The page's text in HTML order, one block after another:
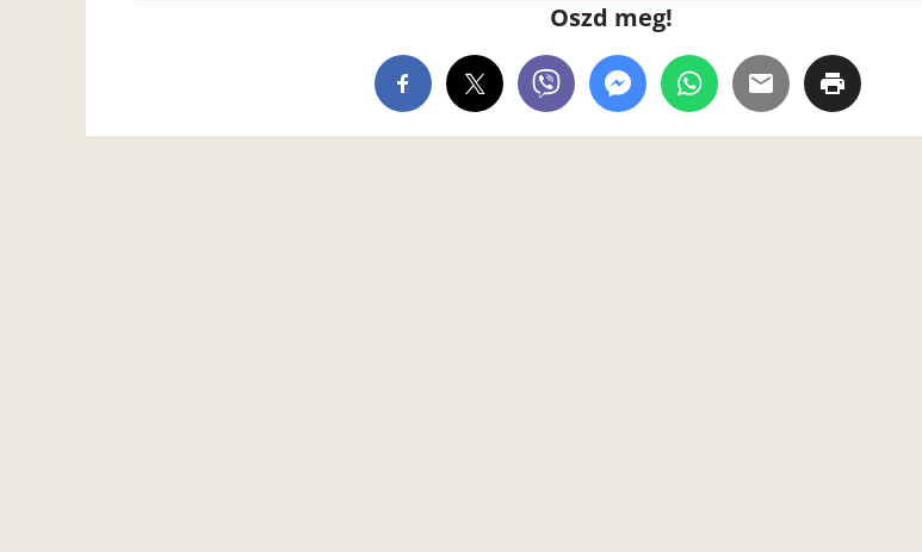
Oszd meg!